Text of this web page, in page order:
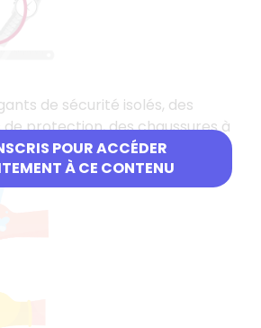
POUR ACCÉDER
À CE CONTENU
de sécurité isolés, des
protection, des chaussures à
et des outils isolés.